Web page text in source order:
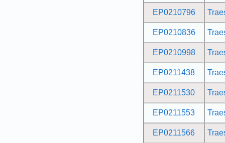
EP0210796
EP0210836
EP0210998
EP0211438
EP0211530
EP0211553
EP0211566